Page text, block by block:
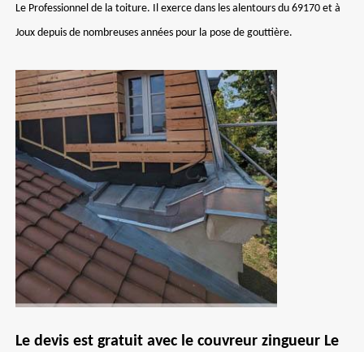
Le Professionnel de la toiture. Il exerce dans les alentours du 69170 et à
Joux depuis de nombreuses années pour la pose de gouttière.
Le devis est gratuit avec le couvreur zingueur Le